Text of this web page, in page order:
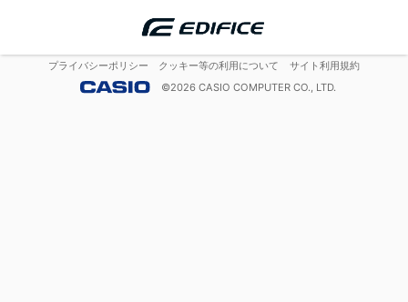
プライバシーポリシー クッキー等の利用について
サイト利用規約
©2026 CASIO COMPUTER CO., LTD.